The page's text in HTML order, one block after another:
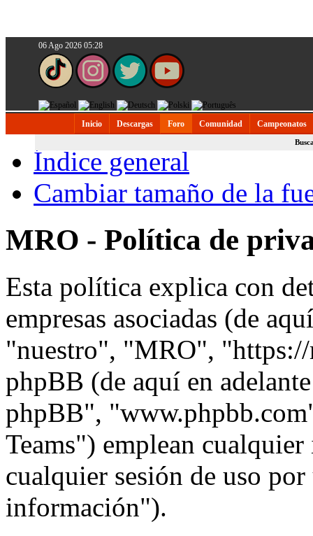
06 Ago 2026 05:28
Inicio Descargas Foro Comunidad Campeonatos
Índice general
Cambiar tamaño de la
MRO - Política de
Esta política explica con
empresas asociadas (de
"nuestro", "MRO",
phpBB (de aquí en
phpBB",
Teams") emplean
cualquier sesión de uso
información").